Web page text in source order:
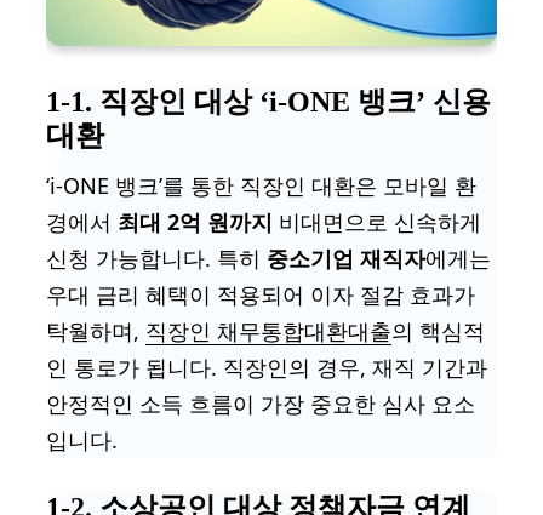
1-1. 직장인 대상 ‘i-ONE 뱅크’ 신용
대환
‘i-ONE 뱅크’를 통한 직장인 대환은 모바일 환
경에서 최대 2억 원까지 비대면으로 신속하게
신청 가능합니다. 특히 중소기업 재직자에게는
우대 금리 혜택이 적용되어 이자 절감 효과가
탁월하며, 직장인 채무통합대환대출의 핵심적
인 통로가 됩니다. 직장인의 경우, 재직 기간과
안정적인 소득 흐름이 가장 중요한 심사 요소
입니다.
1-2. 소상공인 대상 정책자금 연계